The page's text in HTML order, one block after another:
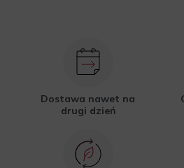
Dostawa nawet na
drugi dzień